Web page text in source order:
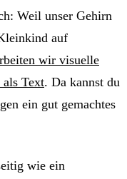
Weil unser Gehirn
auf
wir visuelle
Text. Da kannst du
ein gut gemachtes
wie ein